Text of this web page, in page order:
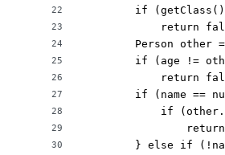
22
23
24
25
26
27
28
29
30
if
return
Person other
if (age !=
return
if (name ==
if
} else if